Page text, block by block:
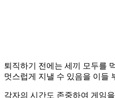
퇴직하기 전에는 세끼 모두를
멋스럽게 지낼 수 있음을 이들
각자의 시간도 존중하여 게임